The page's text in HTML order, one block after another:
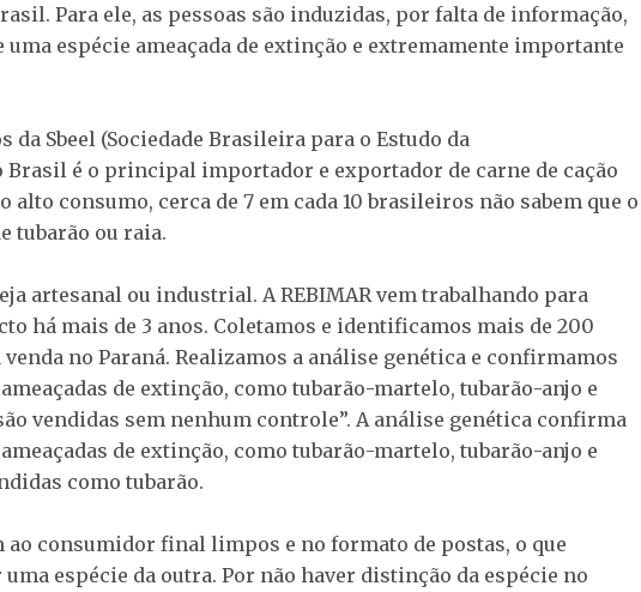
Para ele, as pessoas são induzidas, por falta de informação,
uma espécie ameaçada de extinção e extremamente importante
da Sbeel (Sociedade Brasileira para o Estudo da
Brasil é o principal importador e exportador de carne de cação
alto consumo, cerca de 7 em cada 10 brasileiros não sabem que o
tubarão ou raia.
artesanal ou industrial. A REBIMAR vem trabalhando para
há mais de 3 anos. Coletamos e identificamos mais de 200
venda no Paraná. Realizamos a análise genética e confirmamos
de extinção, como tubarão-martelo, tubarão-anjo e
vendidas sem nenhum controle”. A análise genética confirma
de extinção, como tubarão-martelo, tubarão-anjo e
como tubarão.
ao consumidor final limpos e no formato de postas, o que
espécie da outra. Por não haver distinção da espécie no